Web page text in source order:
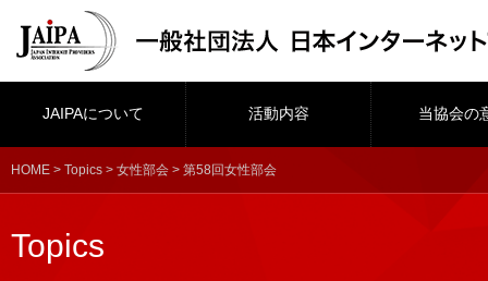
JAIPAについて 活動内容 当協会の
HOME > Topics > 女性部会 > 第58回女性部会
Topics